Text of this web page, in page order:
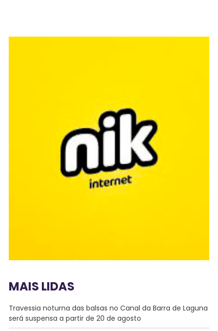
MAIS LIDAS
Travessia noturna das balsas no Canal da Barra de Laguna
será suspensa a partir de 20 de agosto